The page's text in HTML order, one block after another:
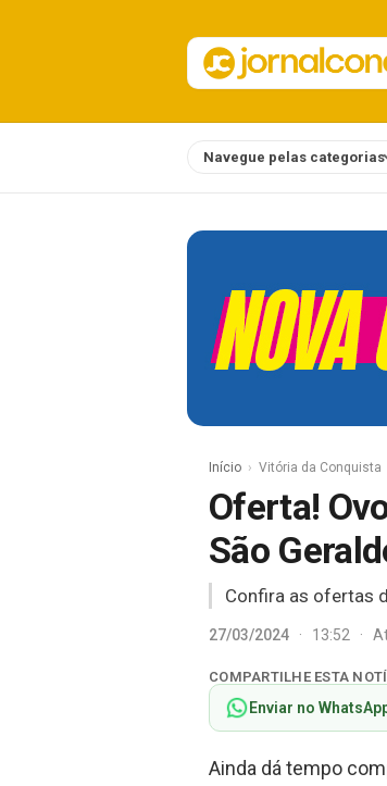
Navegue pelas categorias
Início Vitória da Conquista
Oferta!
São
Confira as ofertas
27/03/2024 · 13:52 ·
COMPARTILHE ESTA
Enviar no
Ainda dá tempo